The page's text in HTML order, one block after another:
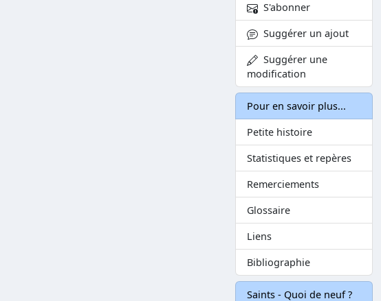
S'abonner
Suggérer un ajout
Suggérer une
modification
Pour en savoir plus...
Petite histoire
Statistiques et repères
Remerciements
Glossaire
Liens
Bibliographie
Saints - Quoi de neuf ?